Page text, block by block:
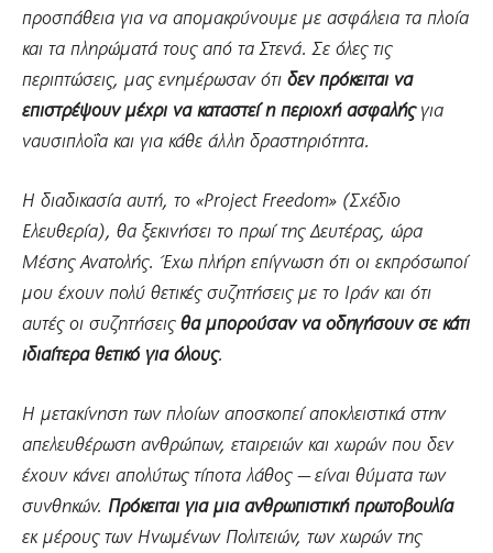
προσπάθεια για να απομακρύνουμε με ασφάλεια τα πλοία
και τα πληρώματά τους από τα Στενά. Σε όλες τις
περιπτώσεις, μας ενημέρωσαν ότι δεν πρόκειται να
επιστρέψουν μέχρι να καταστεί η περιοχή ασφαλήςγια
ναυσιπλοΐα και για κάθε άλλη δραστηριότητα.
Η διαδικασία αυτή, το «Project Freedom» (Σχέδιο
Ελευθερία), θα ξεκινήσει το πρωί της Δευτέρας, ώρα
Μέσης Ανατολής. Έχω πλήρη επίγνωση ότι οι εκπρόσωποί
μου έχουν πολύ θετικές συζητήσεις με το Ιράν και ότι
αυτές οι συζητήσεις θα μπορούσαν να οδηγήσουν σε κάτι
ιδιαίτερα θετικό για όλους.
Η μετακίνηση των πλοίων αποσκοπεί αποκλειστικά στην
απελευθέρωση ανθρώπων, εταιρειών και χωρών που δεν
έχουν κάνει απολύτως τίποτα λάθος — είναι θύματα των
συνθηκών. Πρόκειται για μια ανθρωπιστική πρωτοβουλία
εκ μέρους των Ηνωμένων Πολιτειών, των χωρών της